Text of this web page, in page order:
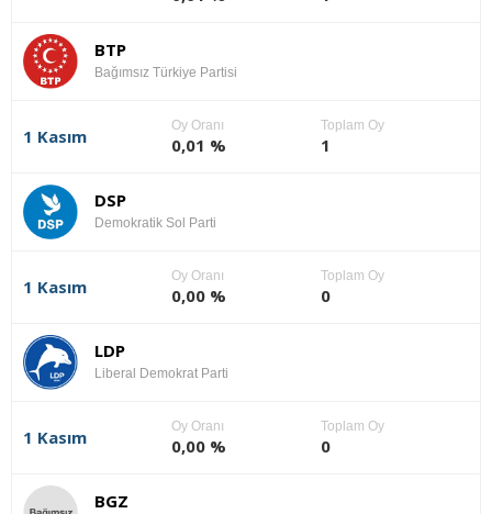
BTP
Bağımsız Türkiye Partisi
1 Kasım
Oy Oranı
0,01 %
Toplam Oy
1
DSP
Demokratik Sol Parti
1 Kasım
Oy Oranı
0,00 %
Toplam Oy
0
LDP
Liberal Demokrat Parti
1 Kasım
Oy Oranı
0,00 %
Toplam Oy
0
BGZ